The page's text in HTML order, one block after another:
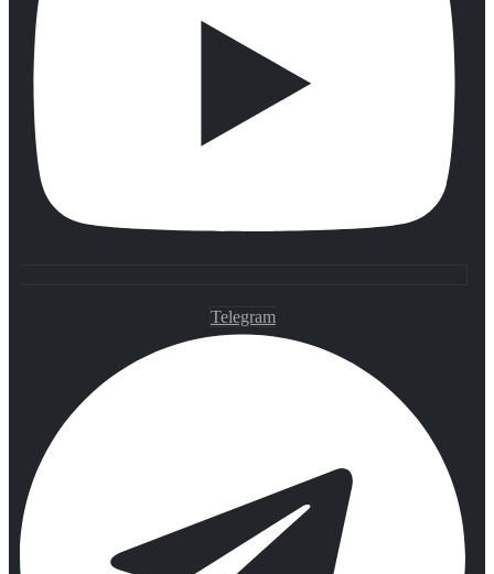
Telegram